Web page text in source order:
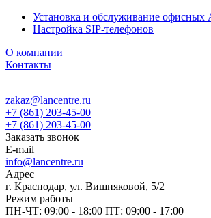
Установка и обслуживание офисных
Настройка SIP-телефонов
О компании
Контакты
zakaz@lancentre.ru
+7 (861) 203-45-00
+7 (861) 203-45-00
Заказать звонок
E-mail
info@lancentre.ru
Адрес
г. Краснодар, ул. Вишняковой, 5/2
Режим работы
ПН-ЧТ: 09:00 - 18:00 ПТ: 09:00 - 17:00